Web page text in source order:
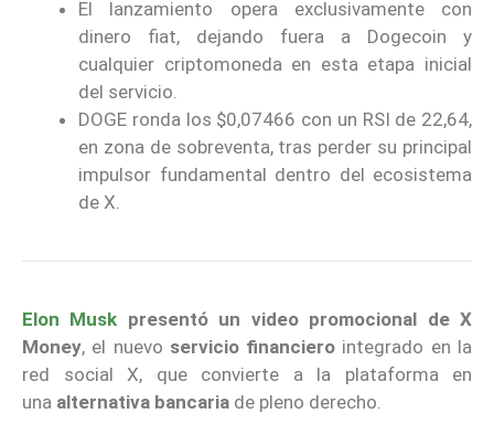
El lanzamiento opera exclusivamente con
dinero fiat, dejando fuera a Dogecoin y
cualquier criptomoneda en esta etapa inicial
del servicio.
DOGE ronda los $0,07466 con un RSI de 22,64,
en zona de sobreventa, tras perder su principal
impulsor fundamental dentro del ecosistema
de X.
Elon Musk presentó un video promocional de X
Money, el nuevo servicio financiero integrado en la
red social X, que convierte a la plataforma en
una alternativa bancaria de pleno derecho.